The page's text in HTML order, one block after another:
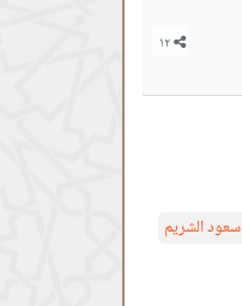
سعود الشريم